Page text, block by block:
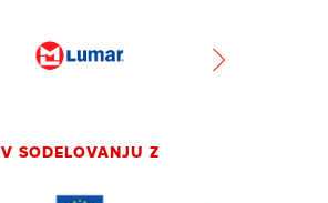
V SODELOVANJU Z